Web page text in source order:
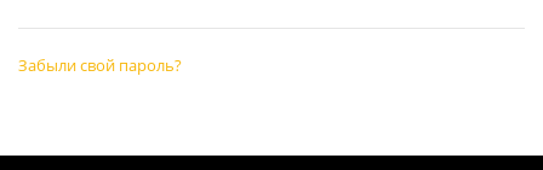
Забыли свой пароль?